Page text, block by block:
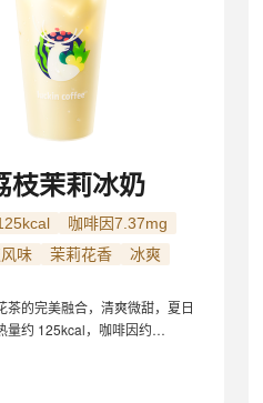
枝茉莉冰奶
咖啡因7.37mg
味
茉莉花香 冰爽
茶的完美融合，清爽微甜，夏日
量约 125kcal，咖啡因约